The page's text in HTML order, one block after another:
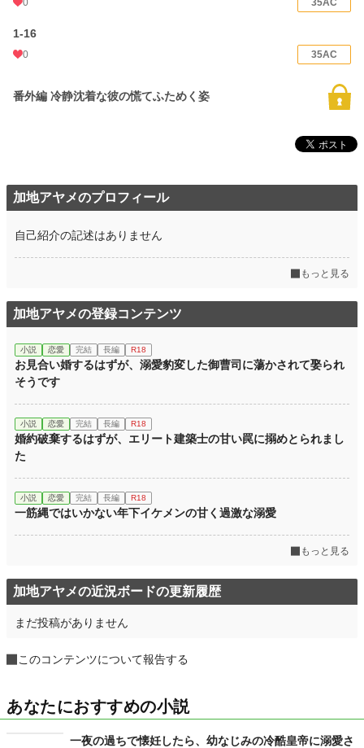
0 35AC
1-16
0 35AC
番外編 冷静沈着な彼の慌てふためく姿
加地アヤメのプロフィール
自己紹介の記述はありません
もっと見る
加地アヤメの登録コンテンツ
小説 恋愛 完結 長編 R18
お見合い婚するはずが、溺愛豹変した御曹司に蕩かされて娶られ
そうです
小説 恋愛 完結 長編 R18
婚約破棄するはずが、エリート建築士の甘い罠に搦めとられまし
た
小説 恋愛 完結 長編 R18
一筋縄ではいかない年下イケメンの甘く過激な溺愛
もっと見る
加地アヤメの近況ボードの更新履歴
まだ投稿がありません
このコンテンツについて報告する
あなたにおすすめの小説
一夜の過ちで懐妊したら、幼なじみの冷酷皇帝に溺愛さ